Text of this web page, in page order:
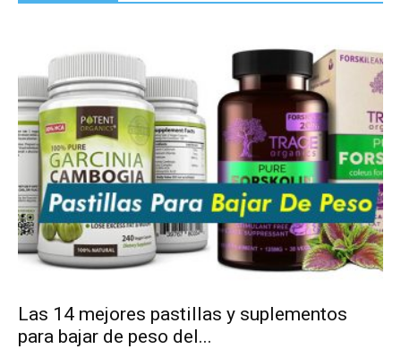
Las 14 mejores pastillas y suplementos
para bajar de peso del...